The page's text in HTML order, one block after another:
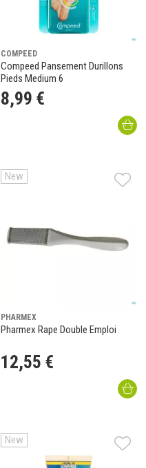
COMPEED
Compeed Pansement Durillons
Pieds Medium 6
8,99 €
New
PHARMEX
Pharmex Rape Double Emploi
12,55 €
New